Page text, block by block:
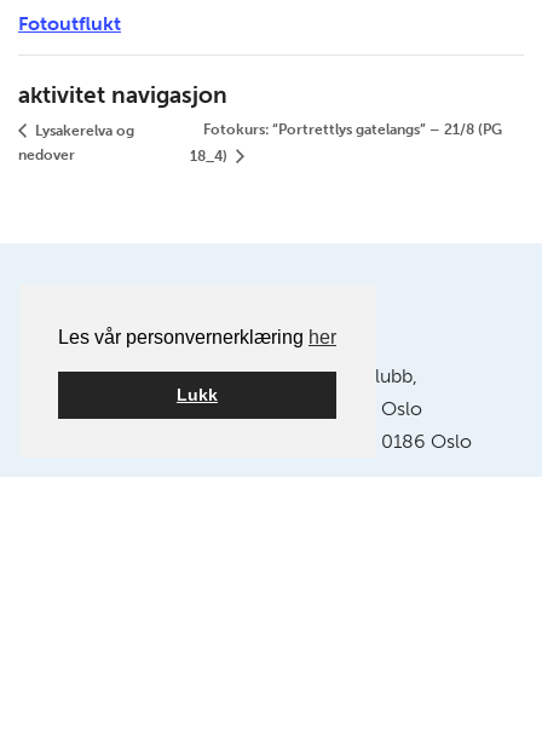
Les vår personvernerklæring her
Lukk
Fotoutflukt
aktivitet navigasjon
Lysakerelva og
nedover
Fotokurs: “Portrettlys gatelangs” – 21/8 (PG
18_4)
Postadresse:Oslo Kamera Klubb,
Postboks 1121 Sentrum, 0104 Oslo
Chr. Krohgs gate 10, 0186 Oslo